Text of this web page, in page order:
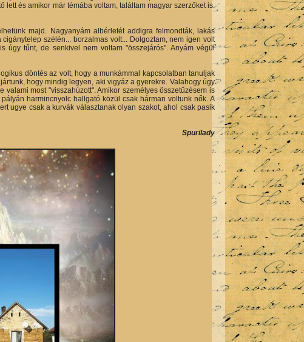
és amikor már témába voltam, találtam magyar szerzőket is.
majd. Nagyanyám albérletét addigra felmondták, lakás
szélén... borzalmas volt... Dolgoztam, nem igen volt
úgy tűnt, de senkivel nem voltam "összejárós". Anyám végül
döntés az volt, hogy a munkámmal kapcsolatban tanuljak
hogy mindig legyen, aki vigyáz a gyerekre. Valahogy úgy
most "visszahúzott". Amikor személyes összetűzésem is
harmincnyolc hallgató közül csak hárman voltunk nők. A
ugye csak a kurvák választanak olyan szakot, ahol csak pasik
Spurilady